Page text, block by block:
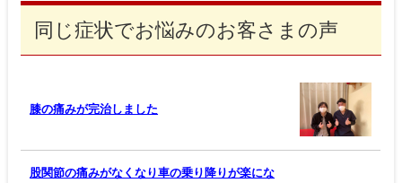
同じ症状でお悩みのお客さまの声
膝の痛みが完治しました
股関節の痛みがなくなり車の乗り降りが楽にな